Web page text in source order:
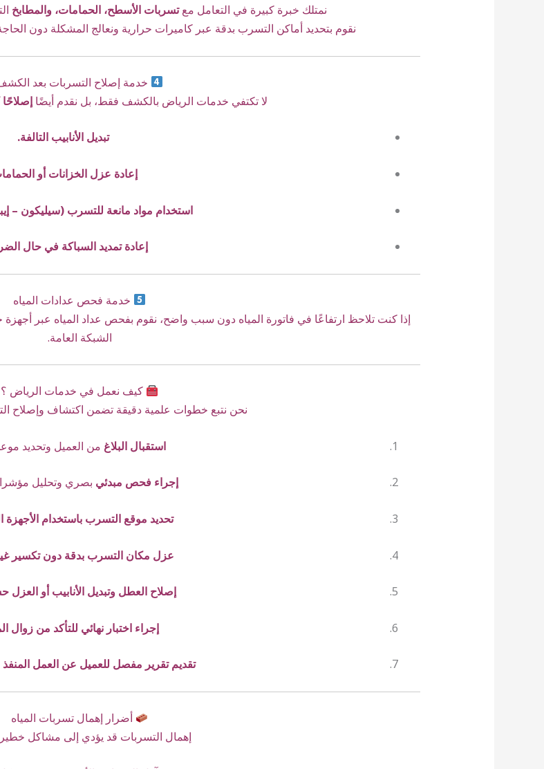
نمتلك خبرة كبيرة في التعامل معتسربات الأسطح، الحمامات، والمطابخ
نقوم بتحديد أماكن التسرب بدقة عبر كاميرات حرارية ونعالج المشكلة دون
خدمة إصلاح التسربات بعد
لا تكتفي خدمات الرياض بالكشف فقط، بل نقدم أيضًا إصلاحًا
تبديل الأنابيب التالفة.
إعادة عزل الخزانات أو
استخدام مواد مانعة للتسرب (سيليكون –
إعادة تمديد السباكة في حال
خدمة فحص عدادات المياه
إذا كنت تلاحظ ارتفاعًا في فاتورة المياه دون سبب واضح، نقوم بفحص عداد المياه عبر
الشبكة العامة.
كيف نعمل في خدمات الرياض ؟
نحن نتبع خطوات علمية دقيقة تضمن اكتشاف وإصلاح
استقبال البلاغ من العميل وتحديد
إجراء فحص مبدئي بصري وتحليل
تحديد موقع التسرب باستخدام
عزل مكان التسرب بدقة دون تكسير
إصلاح العطل وتبديل الأنابيب أو العزل
إجراء اختبار نهائي للتأكد من زوال
تقديم تقرير مفصل للعميل عن العمل
أضرار إهمال تسربات المياه
إهمال التسربات قد يؤدي إلى مشاكل